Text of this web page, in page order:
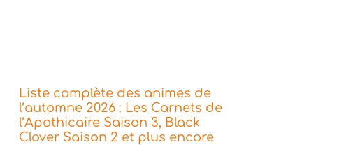
Liste complète des animes de
l’automne 2026 : Les Carnets de
l’Apothicaire Saison 3, Black
Clover Saison 2 et plus encore